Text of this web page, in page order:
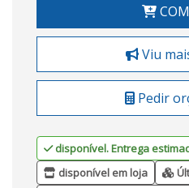
Viu
Pedir
disponível. Entrega
disponível em loja